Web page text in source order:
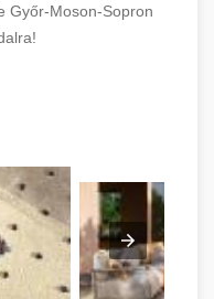
Győr-Moson-Sopron